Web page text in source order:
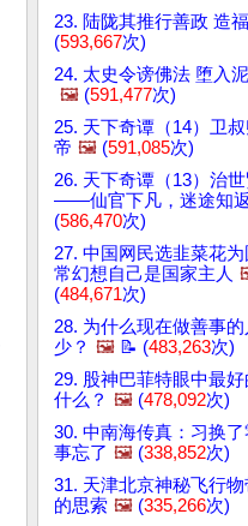
23. 陆陇其推行善政 造
(593,667次)
24. 太史令谤佛法 堕入
🖼️ (591,477次)
25. 天下奇谭（14）卫
帝 🖼️ (591,085次)
26. 天下奇谭（13）治
——仙官下凡，迷途知返
(586,470次)
27. 中国网民选韭菜花
常幻想自己是国家主人
(484,671次)
28. 为什么现在做善事
少？ 🖼️ 📝 (483,263次)
29. 股神巴菲特眼中最
什么？ 🖼️ (478,092次)
30. 中南海传真：习换
事忘了 🖼️ (338,852次)
31. 天津北京神秘飞行
的思索 🖼️ (335,266次)